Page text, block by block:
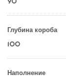
Глубина короба
100
Наполнение